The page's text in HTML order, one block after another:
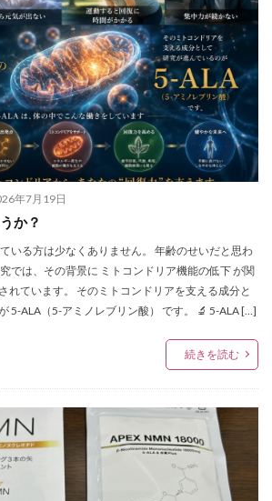
年7月19日
か？
いる方は少なくありません。 年齢のせいだと思わ
では、その背景に ミトコンドリア機能の低下 が関
れています。 そのミトコンドリアを支える成分と
5-ALA（5-アミノレブリン酸） です。 🔬 5-ALA […]
続きを読む